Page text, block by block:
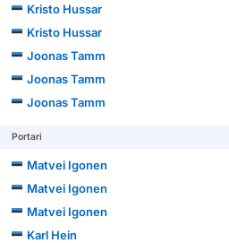
Kristo Hussar
Kristo Hussar
Joonas Tamm
Joonas Tamm
Joonas Tamm
Portari
Matvei Igonen
Matvei Igonen
Matvei Igonen
Karl Hein